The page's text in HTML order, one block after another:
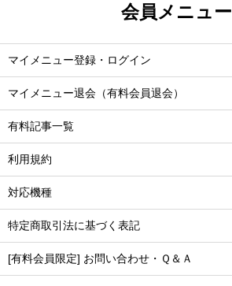
会員メニュー
マイメニュー登録・ログイン
マイメニュー退会（有料会員退会）
有料記事一覧
利用規約
対応機種
特定商取引法に基づく表記
[有料会員限定] お問い合わせ・Ｑ＆Ａ